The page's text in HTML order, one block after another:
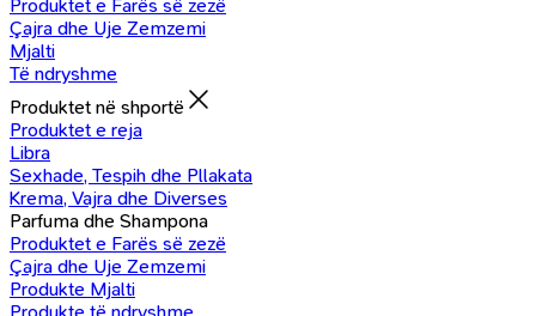
Produktet e Farës së zezë
Çajra dhe Uje Zemzemi
Mjalti
Të ndryshme
Produktet në shportë
Produktet e reja
Libra
Sexhade, Tespih dhe Pllakata
Krema, Vajra dhe Diverses
Parfuma dhe Shampona
Produktet e Farës së zezë
Çajra dhe Uje Zemzemi
Produkte Mjalti
Produkte të ndryshme